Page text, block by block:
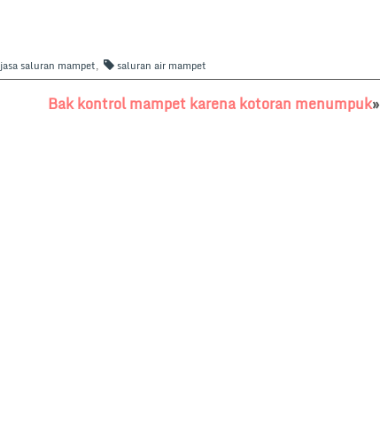
jasa saluran mampet, saluran air mampet
Bak kontrol mampet karena kotoran menumpuk»